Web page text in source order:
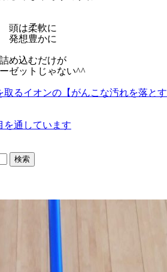
頭は柔軟に
発想豊かに
詰め込むだけが
ゼットじゃない^^
るイオンの【がんこな汚れを落とす
を通しています
検索